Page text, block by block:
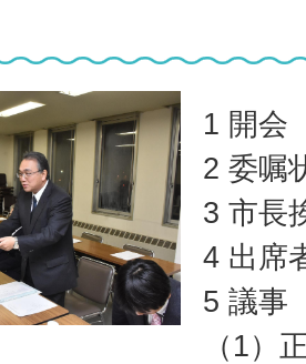
1 開会
2 委嘱
3 市長
4 出席
5 議事
（1）